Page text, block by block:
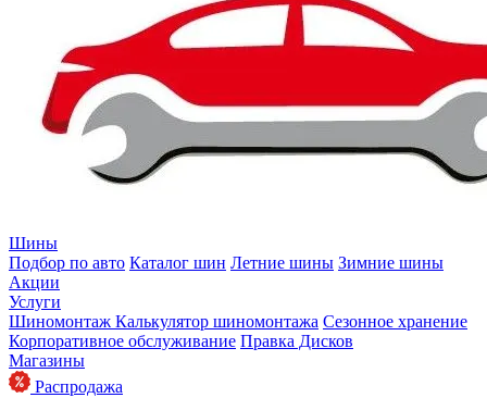
Шины
Подбор по авто Каталог шин Летние шины Зимние шины
Акции
Услуги
Шиномонтаж Калькулятор шиномонтажа Сезонное хранение
Корпоративное обслуживание Правка Дисков
Магазины
Распродажа